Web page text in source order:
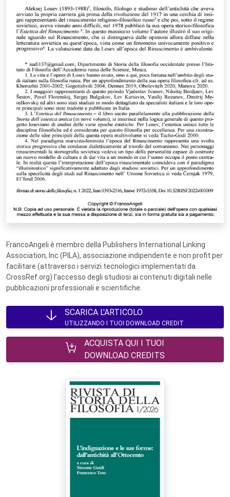
FrancoAngeli è membro della Publishers International Linking
Association, Inc (PILA), associazione indipendente e non profit per
facilitare (attraverso i servizi tecnologici implementati da
CrossRef.org) l’accesso degli studiosi ai contenuti digitali nelle
pubblicazioni professionali e scientifiche.
SCARICA L'ARTICOLO
UTILIZZANDO I TUOI DOWNLOAD CREDIT
ACQUISTA QUI I TUOI
DOWNLOAD CREDITS